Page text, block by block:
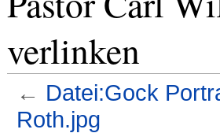
verlinken
← Datei:Gock
Roth.jpg